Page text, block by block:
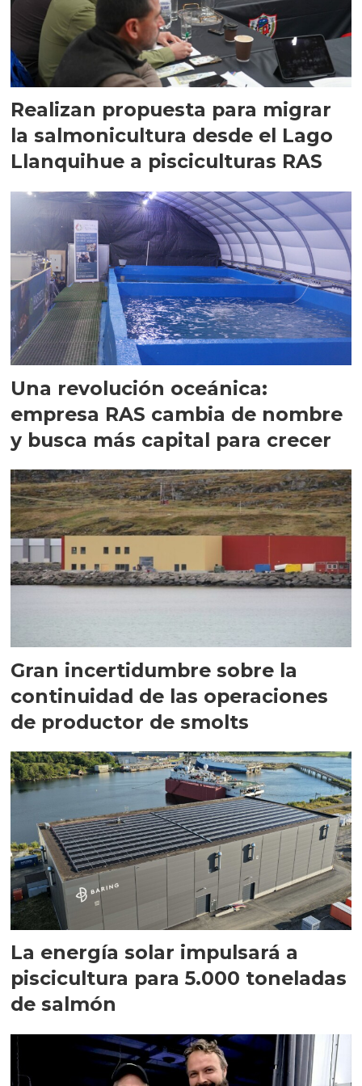
Realizan propuesta para migrar
la salmonicultura desde el Lago
Llanquihue a pisciculturas RAS
Una revolución oceánica:
empresa RAS cambia de nombre
y busca más capital para crecer
Gran incertidumbre sobre la
continuidad de las operaciones
de productor de smolts
La energía solar impulsará a
piscicultura para 5.000 toneladas
de salmón